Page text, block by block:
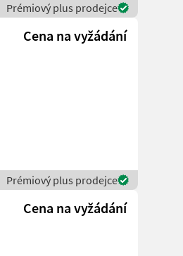
Prémiový plus prodejce
Cena na vyžádání
Prémiový plus prodejce
Cena na vyžádání